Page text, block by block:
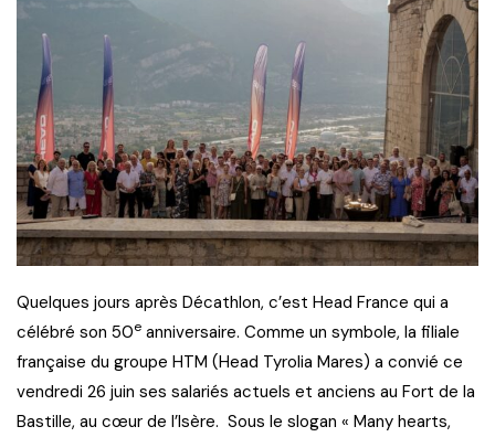
Quelques jours après Décathlon, c’est Head France qui a
célébré son 50e anniversaire. Comme un symbole, la filiale
française du groupe HTM (Head Tyrolia Mares) a convié ce
vendredi 26 juin ses salariés actuels et anciens au Fort de la
Bastille, au cœur de l’Isère. Sous le slogan « Many hearts,